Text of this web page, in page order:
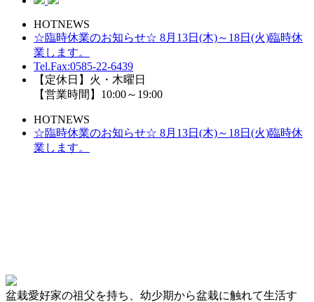
HOTNEWS
☆臨時休業のお知らせ☆ 8月13日(木)～18日(火)臨時休
業します。
Tel.Fax:0585-22-6439
【定休日】火・木曜日
【営業時間】10:00～19:00
HOTNEWS
☆臨時休業のお知らせ☆ 8月13日(木)～18日(火)臨時休
業します。
盆栽愛好家の祖父を持ち、幼少期から盆栽に触れて生活す